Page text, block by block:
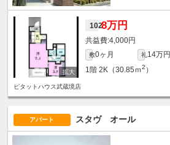
1028万円
4,000円
敷0ヶ月 礼14万円
1階 2K（30.85ｍ2 ）
ピタットハウス武蔵境店
アパート スタヴ オール